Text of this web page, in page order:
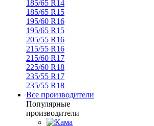
185/65 R14
185/65 R15
195/60 R16
195/65 R15
205/55 R16
215/55 R16
215/60 R17
225/60 R18
235/55 R17
235/55 R18
Все производители
Популярные
производители